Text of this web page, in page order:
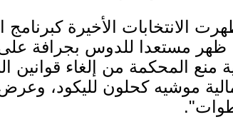
الانتخابات الأخيرة كبرنامج
ظهر مستعدا للدوس بجرافة
منع المحكمة من إلغاء قوانين
موشيه كحلون لليكود،